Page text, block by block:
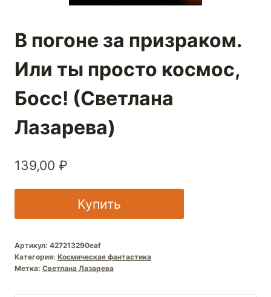
В погоне за призраком.
Или ты просто космос,
Босс! (Светлана
Лазарева)
139,00 ₽
Купить
Артикул: 427213290eaf
Категория: Космическая фантастика
Метка: Светлана Лазарева